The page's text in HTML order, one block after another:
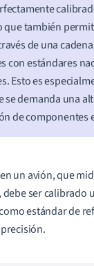
que también
de una
con estándares
Esto es
se demanda una
de componentes
un avión, que
debe ser calibrado
estándar de